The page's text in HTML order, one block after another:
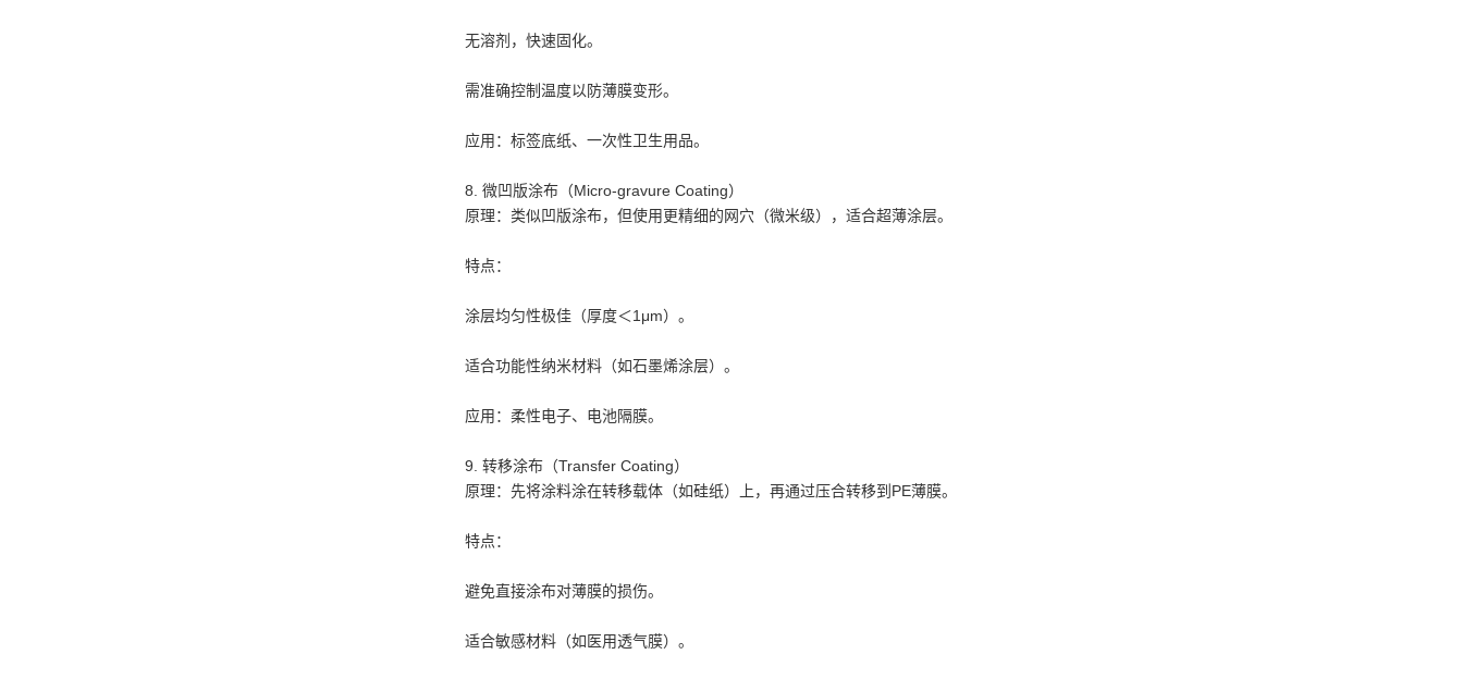
无溶剂，快速固化。
需准确控制温度以防薄膜变形。
应用：标签底纸、一次性卫生用品。
8. 微凹版涂布（Micro-gravure Coating）
原理：类似凹版涂布，但使用更精细的网穴（微米级），适合超薄涂层。
特点：
涂层均匀性极佳（厚度＜1μm）。
适合功能性纳米材料（如石墨烯涂层）。
应用：柔性电子、电池隔膜。
9. 转移涂布（Transfer Coating）
原理：先将涂料涂在转移载体（如硅纸）上，再通过压合转移到PE薄膜。
特点：
避免直接涂布对薄膜的损伤。
适合敏感材料（如医用透气膜）。